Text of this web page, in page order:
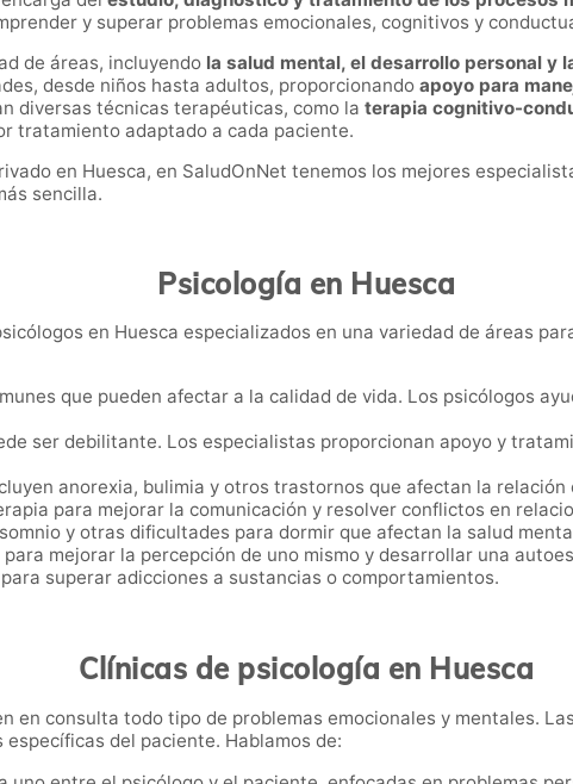
y superar problemas emocionales, cognitivos y
de áreas, incluyendo la salud mental, el desarrollo personal y
desde niños hasta adultos, proporcionando apoyo para
diversas técnicas terapéuticas, como la terapia cognitivo-
tratamiento adaptado a cada paciente.
en Huesca, en SaludOnNet tenemos los mejores
sencilla.
Psicología en Huesca
en Huesca especializados en una variedad de áreas
que pueden afectar a la calidad de vida. Los psicólogos
ser debilitante. Los especialistas proporcionan apoyo y
anorexia, bulimia y otros trastornos que afectan la relación
para mejorar la comunicación y resolver conflictos en
y otras dificultades para dormir que afectan la salud
para mejorar la percepción de uno mismo y desarrollar una
superar adicciones a sustancias o comportamientos.
Clínicas de psicología en Huesca
en consulta todo tipo de problemas emocionales y mentales.
del paciente. Hablamos de: